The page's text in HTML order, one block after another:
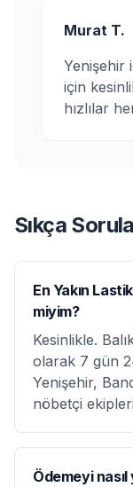
Murat T.
Yenişehir
için
hızlılar
Sıkça
En Yakın
miyim?
Kesinlikle.
olarak 7 gün
Yenişehir,
nöbetçi
Ödemeyi